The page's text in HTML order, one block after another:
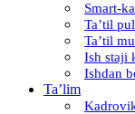
Smart-
Ta’til
Ta’til
Ish staji
Ishdan
Ta’lim